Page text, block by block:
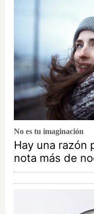
No es tu imaginación
Hay una razón
nota más de